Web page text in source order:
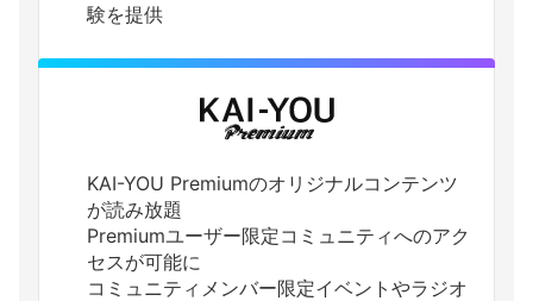
験を提供
KAI-YOU Premiumのオリジナルコンテンツ
が読み放題
Premiumユーザー限定コミュニティへのアク
セスが可能に
コミュニティメンバー限定イベントやラジオ